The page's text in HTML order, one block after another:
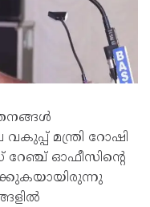
മന്ത്രി റോഷി
ഓഫീസിന്റെ